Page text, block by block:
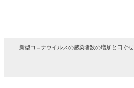
新型コロナウイルスの感染者数の増加と口ぐせ